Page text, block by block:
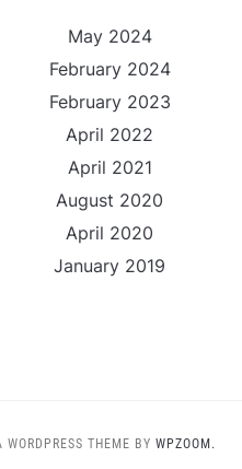
May 2024
February 2024
February 2023
April 2022
April 2021
August 2020
April 2020
January 2019
WORDPRESS THEME BY WPZOOM.